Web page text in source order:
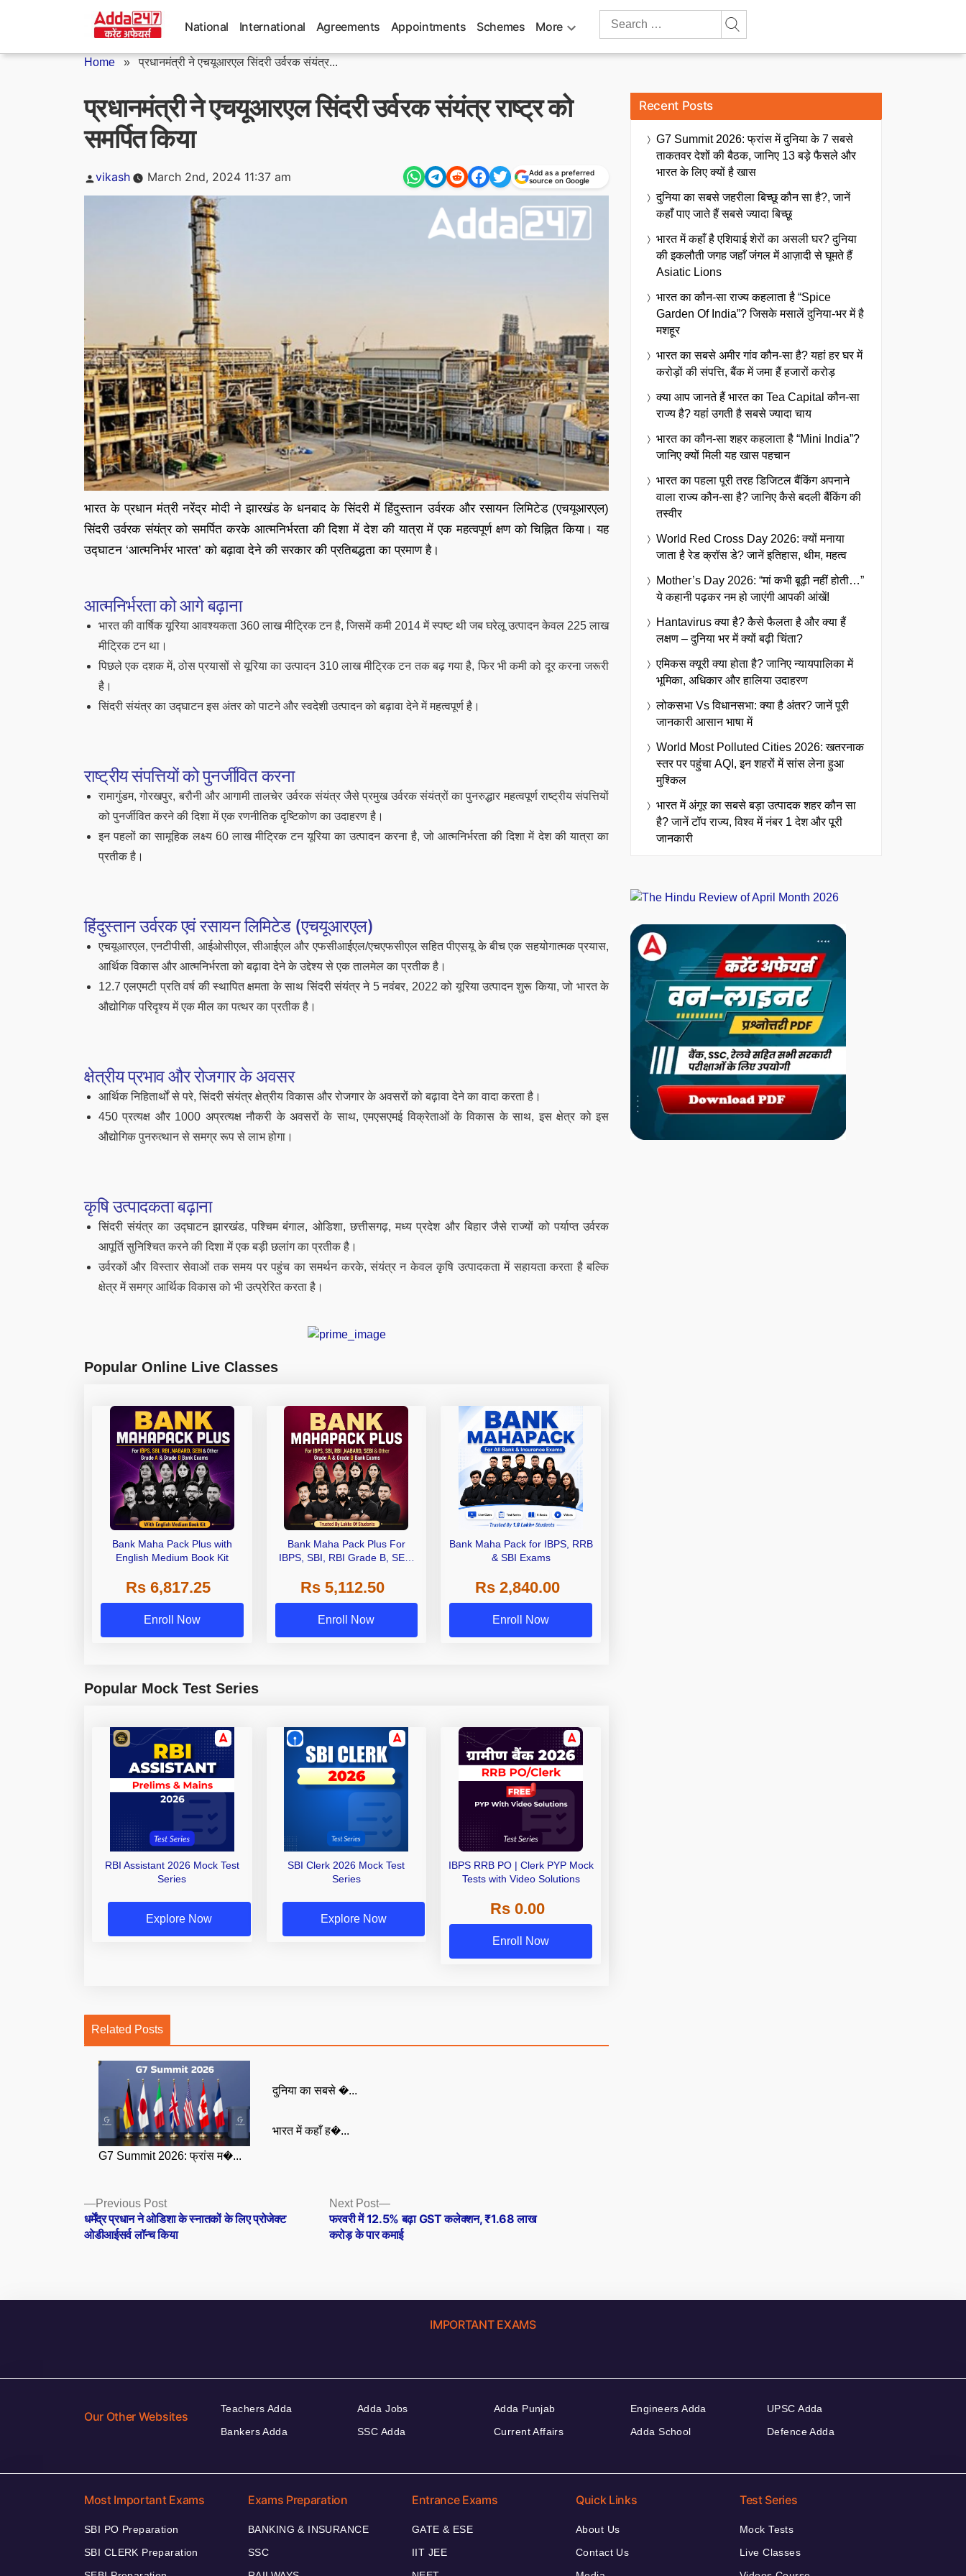
National International Agreements Appointments Schemes More
Search
Home »प्रधानमंत्री ने एचयूआरएल सिंदरी उर्वरक संयंत्र...
प्रधानमंत्री ने एचयूआरएल सिंदरी उर्वरक संयंत्र राष्ट्र को
समर्पित किया
Posted
vikash March 2nd, 2024 11:37 am
Add as a preferred
source on Google
भारत के प्रधान मंत्री नरेंद्र मोदी ने झारखंड के धनबाद के सिंदरी में हिंदुस्तान उर्वरक और रसायन लिमिटेड (एचयूआरएल)
सिंदरी उर्वरक संयंत्र को समर्पित करके आत्मनिर्भरता की दिशा में देश की यात्रा में एक महत्वपूर्ण क्षण को चिह्नित किया। यह
उद्घाटन ‘आत्मनिर्भर भारत’ को बढ़ावा देने की सरकार की प्रतिबद्धता का प्रमाण है।
आत्मनिर्भरता को आगे बढ़ाना
भारत की वार्षिक यूरिया आवश्यकता 360 लाख मीट्रिक टन है, जिसमें कमी 2014 में स्पष्ट थी जब घरेलू उत्पादन केवल 225 लाख
मीट्रिक टन था।
पिछले एक दशक में, ठोस प्रयासों से यूरिया का उत्पादन 310 लाख मीट्रिक टन तक बढ़ गया है, फिर भी कमी को दूर करना जरूरी
है।
सिंदरी संयंत्र का उद्घाटन इस अंतर को पाटने और स्वदेशी उत्पादन को बढ़ावा देने में महत्वपूर्ण है।
राष्ट्रीय संपत्तियों को पुनर्जीवित करना
रामागुंडम, गोरखपुर, बरौनी और आगामी तालचेर उर्वरक संयंत्र जैसे प्रमुख उर्वरक संयंत्रों का पुनरुद्धार महत्वपूर्ण राष्ट्रीय संपत्तियों
को पुनर्जीवित करने की दिशा में एक रणनीतिक दृष्टिकोण का उदाहरण है।
इन पहलों का सामूहिक लक्ष्य 60 लाख मीट्रिक टन यूरिया का उत्पादन करना है, जो आत्मनिर्भरता की दिशा में देश की यात्रा का
प्रतीक है।
हिंदुस्तान उर्वरक एवं रसायन लिमिटेड (एचयूआरएल)
एचयूआरएल, एनटीपीसी, आईओसीएल, सीआईएल और एफसीआईएल/एचएफसीएल सहित पीएसयू के बीच एक सहयोगात्मक प्रयास,
आर्थिक विकास और आत्मनिर्भरता को बढ़ावा देने के उद्देश्य से एक तालमेल का प्रतीक है।
12.7 एलएमटी प्रति वर्ष की स्थापित क्षमता के साथ सिंदरी संयंत्र ने 5 नवंबर, 2022 को यूरिया उत्पादन शुरू किया, जो भारत के
औद्योगिक परिदृश्य में एक मील का पत्थर का प्रतीक है।
क्षेत्रीय प्रभाव और रोजगार के अवसर
आर्थिक निहितार्थों से परे, सिंदरी संयंत्र क्षेत्रीय विकास और रोजगार के अवसरों को बढ़ावा देने का वादा करता है।
450 प्रत्यक्ष और 1000 अप्रत्यक्ष नौकरी के अवसरों के साथ, एमएसएमई विक्रेताओं के विकास के साथ, इस क्षेत्र को इस
औद्योगिक पुनरुत्थान से समग्र रूप से लाभ होगा।
कृषि उत्पादकता बढ़ाना
सिंदरी संयंत्र का उद्घाटन झारखंड, पश्चिम बंगाल, ओडिशा, छत्तीसगढ़, मध्य प्रदेश और बिहार जैसे राज्यों को पर्याप्त उर्वरक
आपूर्ति सुनिश्चित करने की दिशा में एक बड़ी छलांग का प्रतीक है।
उर्वरकों और विस्तार सेवाओं तक समय पर पहुंच का समर्थन करके, संयंत्र न केवल कृषि उत्पादकता में सहायता करता है बल्कि
क्षेत्र में समग्र आर्थिक विकास को भी उत्प्रेरित करता है।
Popular Online Live Classes
Bank Maha Pack Plus with
English Medium Book Kit
Rs 6,817.25
Enroll Now
Bank Maha Pack Plus For
IBPS, SBI, RBI Grade B, SEBI
Other Grade A & Grade B Bank
Exams
Rs 5,112.50
Enroll Now
Bank Maha Pack for IBPS, RRB
& SBI Exams
Rs 2,840.00
Enroll Now
Popular Mock Test Series
RBI Assistant 2026 Mock Test
Series
Explore Now
SBI Clerk 2026 Mock Test
Series
Explore Now
IBPS RRB PO | Clerk PYP Mock
Tests with Video Solutions
Rs 0.00
Enroll Now
Related Posts
G7 Summit 2026: फ्रांस म�...
दुनिया का सबसे �...
भारत में कहाँ ह�...
Posts
navigation
Previous PostPrevious
post:
धर्मेंद्र प्रधान ने ओडिशा के स्नातकों के लिए प्रोजेक्ट
ओडीआईसर्व लॉन्च किया
Next Post
Next
post:
फरवरी में 12.5% बढ़ा GST कलेक्शन, ₹1.68 लाख
करोड़ के पार कमाई
Recent Posts
G7 Summit 2026: फ्रांस में दुनिया के 7 सबसे
ताकतवर देशों की बैठक, जानिए 13 बड़े फैसले और
भारत के लिए क्यों है खास
दुनिया का सबसे जहरीला बिच्छू कौन सा है?, जानें
कहाँ पाए जाते हैं सबसे ज्यादा बिच्छू
भारत में कहाँ है एशियाई शेरों का असली घर? दुनिया
की इकलौती जगह जहाँ जंगल में आज़ादी से घूमते हैं
Asiatic Lions
भारत का कौन-सा राज्य कहलाता है “Spice
Garden Of India”? जिसके मसालें दुनिया-भर में है
मशहूर
भारत का सबसे अमीर गांव कौन-सा है? यहां हर घर में
करोड़ों की संपत्ति, बैंक में जमा हैं हजारों करोड़
क्या आप जानते हैं भारत का Tea Capital कौन-सा
राज्य है? यहां उगती है सबसे ज्यादा चाय
भारत का कौन-सा शहर कहलाता है “Mini India”?
जानिए क्यों मिली यह खास पहचान
भारत का पहला पूरी तरह डिजिटल बैंकिंग अपनाने
वाला राज्य कौन-सा है? जानिए कैसे बदली बैंकिंग की
तस्वीर
World Red Cross Day 2026: क्यों मनाया
जाता है रेड क्रॉस डे? जानें इतिहास, थीम, महत्व
Mother’s Day 2026: “मां कभी बूढ़ी नहीं होती…”
ये कहानी पढ़कर नम हो जाएंगी आपकी आंखें!
Hantavirus क्या है? कैसे फैलता है और क्या हैं
लक्षण – दुनिया भर में क्यों बढ़ी चिंता?
एमिकस क्यूरी क्या होता है? जानिए न्यायपालिका में
भूमिका, अधिकार और हालिया उदाहरण
लोकसभा Vs विधानसभा: क्या है अंतर? जानें पूरी
जानकारी आसान भाषा में
World Most Polluted Cities 2026: खतरनाक
स्तर पर पहुंचा AQI, इन शहरों में सांस लेना हुआ
मुश्किल
भारत में अंगूर का सबसे बड़ा उत्पादक शहर कौन सा
है? जानें टॉप राज्य, विश्व में नंबर 1 देश और पूरी
जानकारी
IMPORTANT EXAMS
Our Other Websites
Teachers Adda
Bankers Adda
Adda Jobs
SSC Adda
Adda Punjab
Current Affairs
Engineers Adda
Adda School
UPSC Adda
Defence Adda
Most Important Exams
SBI PO Preparation
SBI CLERK Preparation
Exams Preparation
BANKING & INSURANCE
SSC
Entrance Exams
GATE & ESE
IIT JEE
Quick Links
About Us
Contact Us
Test Series
Mock Tests
Live Classes